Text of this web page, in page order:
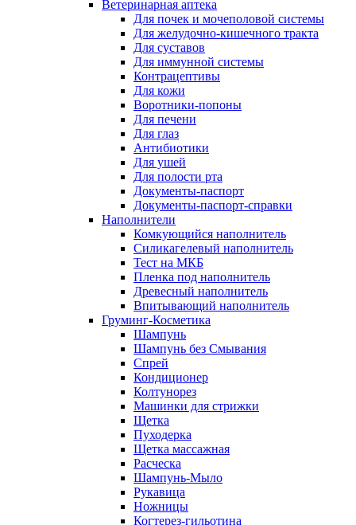
Ветеринарная аптека
Для почек и мочеполовой системы
Для желудочно-кишечного тракта
Для суставов
Для иммунной системы
Контрацептивы
Для кожи
Воротники-попоны
Для печени
Для глаз
Антибиотики
Для ушей
Для полости рта
Документы-паспорт
Документы-паспорт-справки
Наполнители
Комкующийся наполнитель
Силикагелевый наполнитель
Тест на МКБ
Пленка под наполнитель
Древесный наполнитель
Впитывающий наполнитель
Груминг-Косметика
Шампунь
Шампунь без Смывания
Спрей
Кондиционер
Колтунорез
Машинки для стрижки
Щетка
Пуходерка
Щетка массажная
Расческа
Шампунь-Мыло
Рукавица
Ножницы
Когтерез-гильотина